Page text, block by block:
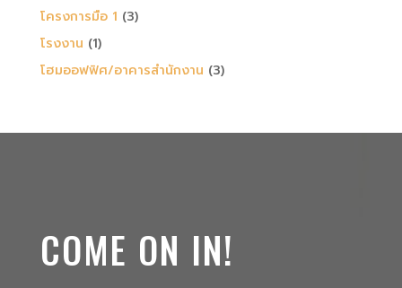
โครงการมือ 1 (3)
โรงงาน (1)
โฮมออฟฟิศ/อาคารสำนักงาน (3)
COME ON IN!